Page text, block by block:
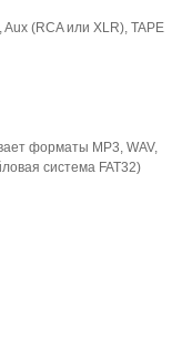
(RCA или XLR), TAPE
форматы MP3, WAV,
система FAT32)